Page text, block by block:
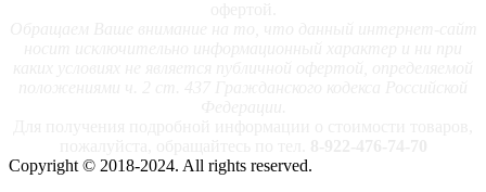
Copyright © 2018-2024. All rights reserved.